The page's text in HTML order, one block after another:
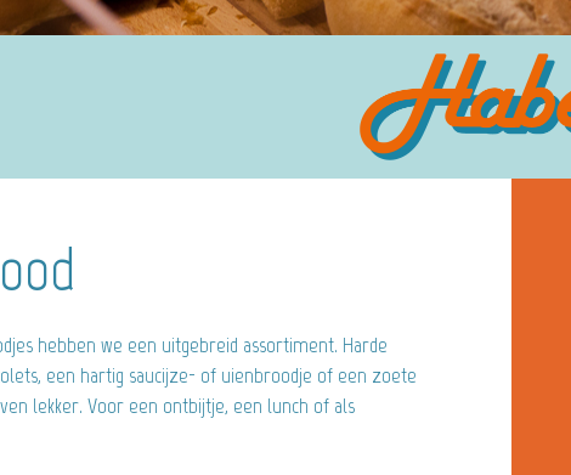
hebben we een uitgebreid assortiment. Harde
een hartig saucijze- of uienbroodje of een zoete
lekker. Voor een ontbijtje, een lunch of als